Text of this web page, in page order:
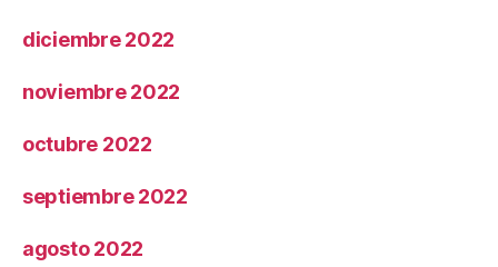
diciembre 2022
noviembre 2022
octubre 2022
septiembre 2022
agosto 2022